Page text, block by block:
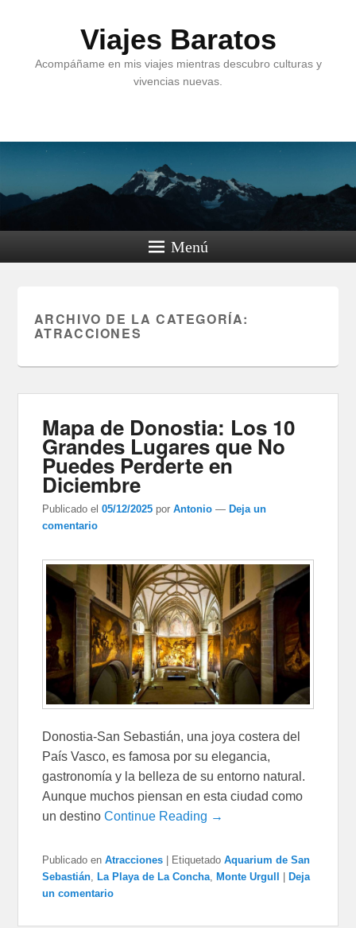
Viajes Baratos
Acompáñame en mis viajes mientras descubro culturas y
vivencias nuevas.
Menú
ARCHIVO DE LA CATEGORÍA:
ATRACCIONES
Mapa de Donostia: Los 10
Grandes Lugares que No
Puedes Perderte en
Diciembre
Publicado el 05/12/2025 porAntonio — Deja un
comentario
Donostia-San Sebastián, una joya costera del
País Vasco, es famosa por su elegancia,
gastronomía y la belleza de su entorno natural.
Aunque muchos piensan en esta ciudad como
un destinoContinue Reading →
Publicado en Atracciones Etiquetado Aquarium de San
Sebastián, La Playa de La Concha, Monte Urgull
Deja
un comentario